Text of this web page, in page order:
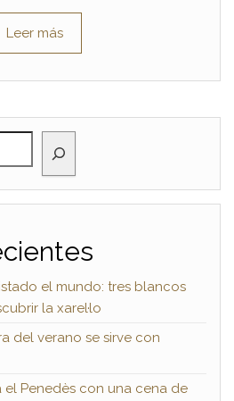
Leer más
el mundo: tres blancos
la xarel·lo
del verano se sirve con
el Penedès con una cena de